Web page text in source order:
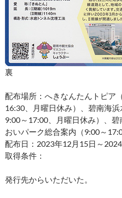
裏
配布場所：へきなんたんトピア
16:30、月曜日休み）、碧南海
9:00～17:00、月曜日休み）、
おいパーク総合案内（9:00～
配布日：2023年12月15日～
取得条件：
発行先からいただいた。